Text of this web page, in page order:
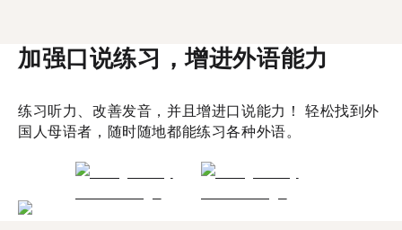
加强口说练习，增进外语能力
练习听力、改善发音，并且增进口说能力！ 轻松找到外
国人母语者，随时随地都能练习各种外语。